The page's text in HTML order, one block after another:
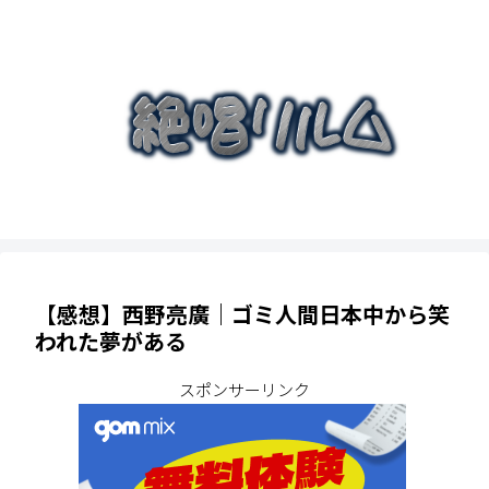
【感想】西野亮廣｜ゴミ人間日本中から笑
われた夢がある
スポンサーリンク